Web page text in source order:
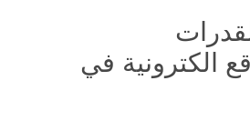
الكترونية في